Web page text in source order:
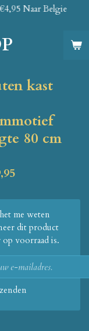
Naar Belgie
kast
80 cm
me weten
dit product
op voorraad is.